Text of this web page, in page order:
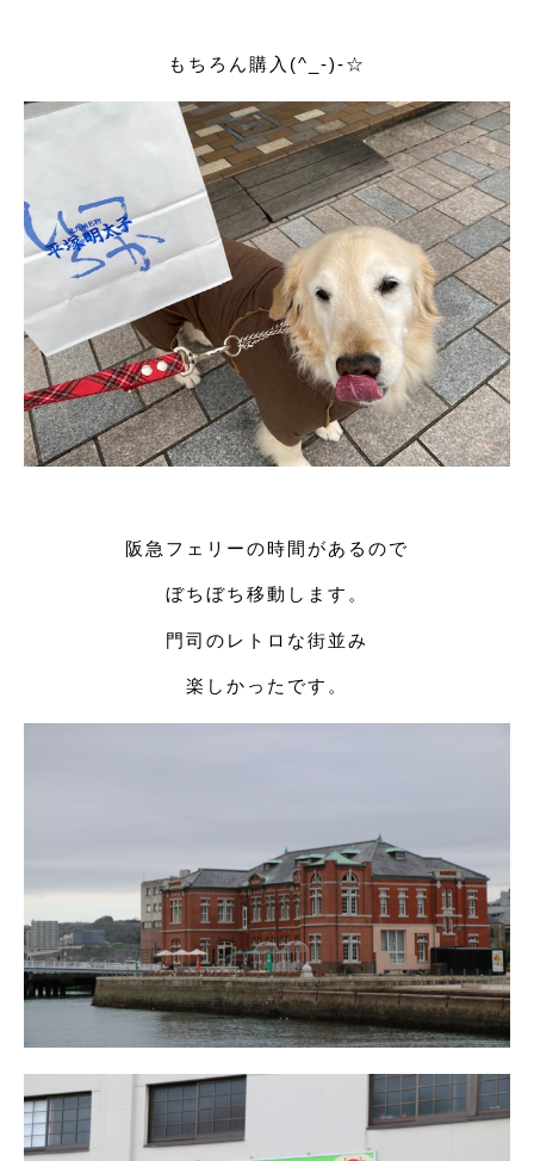
もちろん購入(^_-)-☆
阪急フェリーの時間があるので
ぼちぼち移動します。
門司のレトロな街並み
楽しかったです。